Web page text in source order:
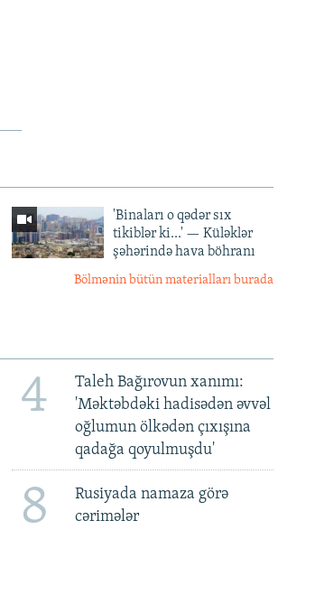
'Binaları o qədər sıx
tikiblər ki...' — Küləklər
şəhərində hava böhranı
Bölmənin bütün materialları burada
4
Taleh Bağırovun xanımı:
'Məktəbdəki hadisədən əvvəl
oğlumun ölkədən çıxışına
qadağa qoyulmuşdu'
8
Rusiyada namaza görə
cərimələr